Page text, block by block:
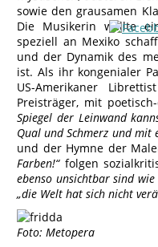
sowie den grausamen
Die Musikerin wollte
speziell an Mexiko
und der Dynamik des
ist. Als ihr kongenialer
US-Amerikaner Librettist
Preisträger, mit
Spiegel der Leinwand
Qual und Schmerz und mit
und der Hymne der
Farben!“folgen
ebenso unsichtbar sind wie
„die Welt hat sich nicht
Foto: Metopera